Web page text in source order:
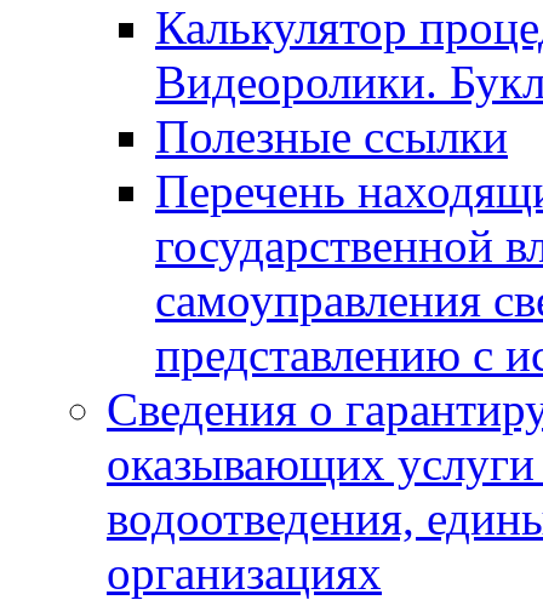
Калькулятор
Видеоролики.
Полезные ссылки
Перечень
государственной
самоуправления
представлению с
Сведения о
оказывающих
водоотведения,
организациях